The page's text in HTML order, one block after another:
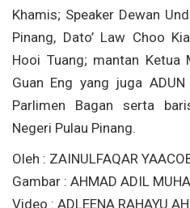
Khamis; Speaker Dewan
Pinang, Dato’ Law Choo
Hooi Tuang; mantan Ketua
Guan Eng yang juga
Parlimen Bagan serta
Negeri Pulau Pinang.
Oleh : ZAINULFAQAR
Gambar : AHMAD ADIL
Video : ADLEENA RAHAYU